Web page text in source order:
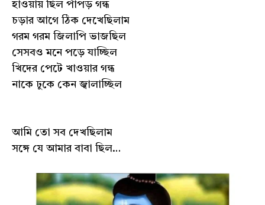
হাওয়ায় ছিল পাঁপড় গন্ধ
চড়ার আগে ঠিক দেখেছিলাম
গরম গরম জিলাপি ভাজছিল
সেসবও মনে পড়ে যাচ্ছিল
খিদের পেটে খাওয়ার গন্ধ
নাকে ঢুকে কেন জ্বালাচ্ছিল
আমি তো সব দেখছিলাম
সঙ্গে যে আমার বাবা ছিল…